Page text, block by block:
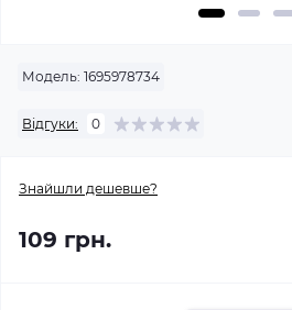
Модель: 1695978734
Відгуки: 0
Знайшли дешевше?
109 грн.